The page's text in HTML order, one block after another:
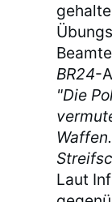
BR24-
"Die
Laut